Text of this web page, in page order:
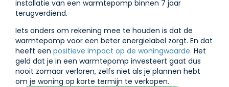
installatie van een warmtepomp binnen 7 jaar
terugverdiend.
Iets anders om rekening mee te houden is dat de
warmtepomp voor een beter energielabel zorgt. En dat
heeft een positieve impact op de woningwaarde. Het
geld dat je in een warmtepomp investeert gaat dus
nooit zomaar verloren, zelfs niet als je plannen hebt
om je woning op korte termijn te verkopen.